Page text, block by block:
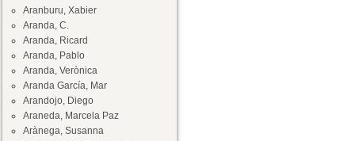
Aranburu, Xabier
Aranda, C.
Aranda, Ricard
Aranda, Pablo
Aranda, Verònica
Aranda García, Mar
Arandojo, Diego
Araneda, Marcela Paz
Arànega, Susanna